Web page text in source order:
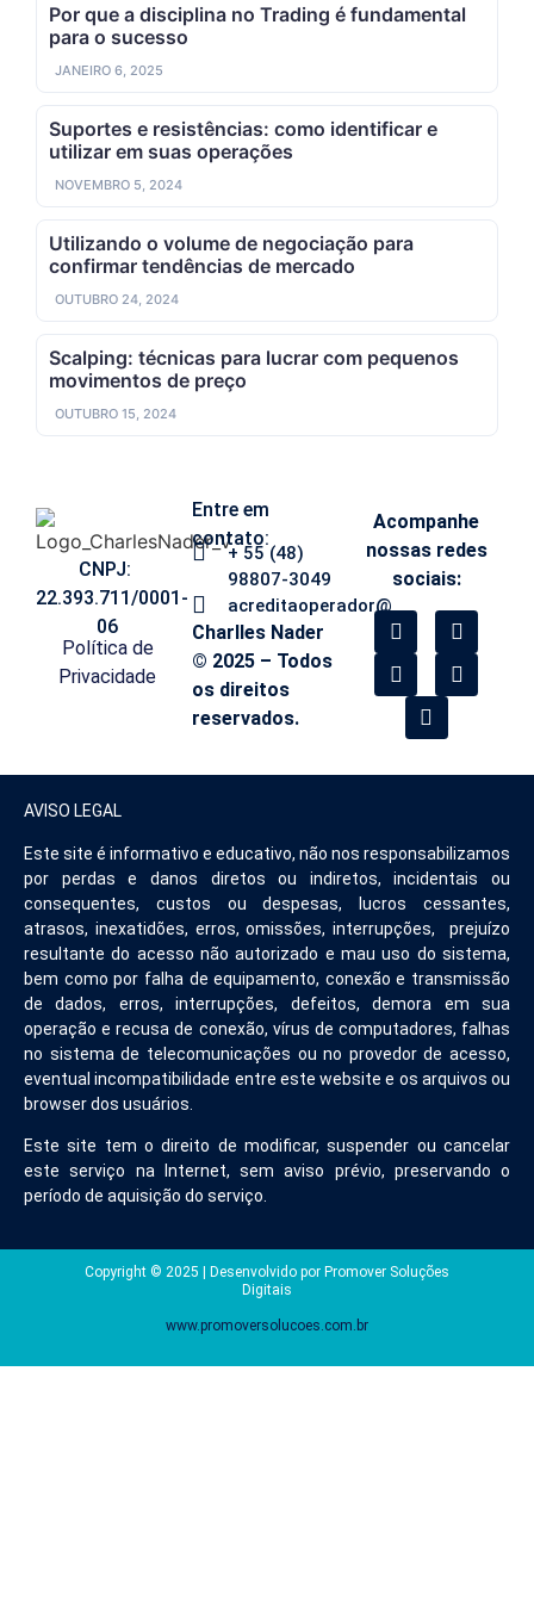
Por que a disciplina no Trading é fundamental
para o sucesso
JANEIRO 6, 2025
Suportes e resistências: como identificar e
utilizar em suas operações
NOVEMBRO 5, 2024
Utilizando o volume de negociação para
confirmar tendências de mercado
OUTUBRO 24, 2024
Scalping: técnicas para lucrar com pequenos
movimentos de preço
OUTUBRO 15, 2024
CNPJ:
22.393.711/0001-
06
Política de
Privacidade
Entre em
contato:
+ 55 (48)
98807-3049
acreditaoperador@
Charlles Nader
© 2025 – Todos
os direitos
reservados.
Acompanhe
nossas redes
sociais:
AVISO LEGAL
Este site é informativo e educativo, não nos responsabilizamos
por perdas e danos diretos ou indiretos, incidentais ou
consequentes, custos ou despesas, lucros cessantes,
atrasos, inexatidões, erros, omissões, interrupções, prejuízo
resultante do acesso não autorizado e mau uso do sistema,
bem como por falha de equipamento, conexão e transmissão
de dados, erros, interrupções, defeitos, demora em sua
operação e recusa de conexão, vírus de computadores, falhas
no sistema de telecomunicações ou no provedor de acesso,
eventual incompatibilidade entre este website e os arquivos ou
browser dos usuários.
Este site tem o direito de modificar, suspender ou cancelar
este serviço na Internet, sem aviso prévio, preservando o
período de aquisição do serviço.
Copyright © 2025 | Desenvolvido por Promover Soluções
Digitais
www.promoversolucoes.com.br